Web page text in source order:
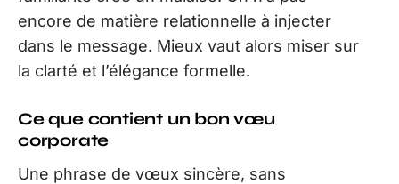
encore de matière relationnelle à injecter
dans le message. Mieux vaut alors miser sur
la clarté et l’élégance formelle.
Ce que contient un bon vœu
corporate
Une phrase de vœux sincère, sans